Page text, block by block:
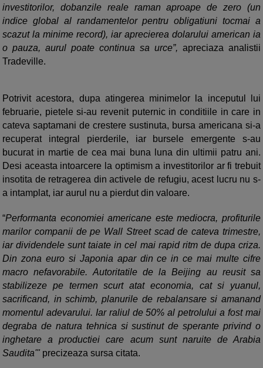
investitorilor, dobanzile reale raman aproape de zero (un
indice global al randamentelor pentru obligatiuni tocmai a
scazut la minime record), iar aprecierea dolarului american ia
o pauza, aurul poate continua sa urce”, apreciaza analistii
Tradeville.
Potrivit acestora, dupa atingerea minimelor la inceputul lui
februarie, pietele si-au revenit puternic in conditiile in care in
cateva saptamani de crestere sustinuta, bursa americana si-a
recuperat integral pierderile, iar bursele emergente s-au
bucurat in martie de cea mai buna luna din ultimii patru ani.
Desi aceasta intoarcere la optimism a investitorilor ar fi trebuit
insotita de retragerea din activele de refugiu, acest lucru nu s-
a intamplat, iar aurul nu a pierdut din valoare.
“Performanta economiei americane este mediocra, profiturile
marilor companii de pe Wall Street scad de cateva trimestre,
iar dividendele sunt taiate in cel mai rapid ritm de dupa criza.
Din zona euro si Japonia apar din ce in ce mai multe cifre
macro nefavorabile. Autoritatile de la Beijing au reusit sa
stabilizeze pe termen scurt atat economia, cat si yuanul,
sacrificand, in schimb, planurile de rebalansare si amanand
momentul adevarului. Iar raliul de 50% al petrolului a fost mai
degraba de natura tehnica si sustinut de sperante privind o
inghetare a productiei care acum sunt naruite de Arabia
Saudita'" precizeaza sursa citata.